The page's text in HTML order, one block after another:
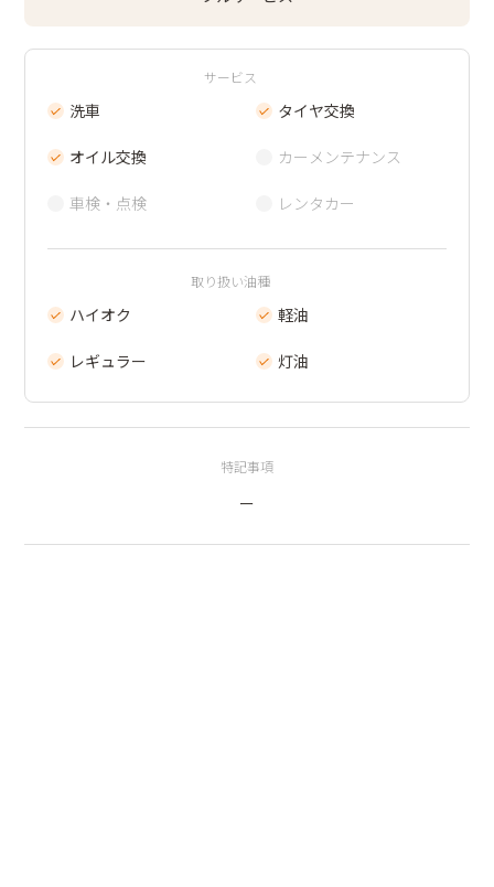
サービス
洗車
オイル交換
車検・点検
タイヤ交換
カーメンテナンス
レンタカー
取り扱い油種
ハイオク
レギュラー
軽油
灯油
特記事項
ー